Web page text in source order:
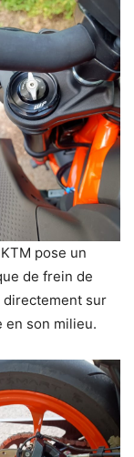
pose un
de frein de
directement sur
en son milieu.